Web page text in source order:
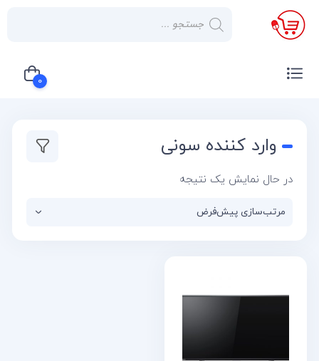
×
صفحه
صوتی و
گازی
لوازم
0
وارد کننده سونی
در حال نمایش یک نتیجه